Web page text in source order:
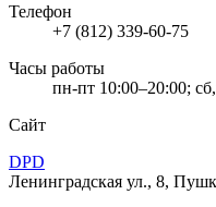
Телефон
+7 (812) 339-60-75
Часы работы
пн-пт 10:00–20:00;
Сайт
DPD
Ленинградская ул., 8,